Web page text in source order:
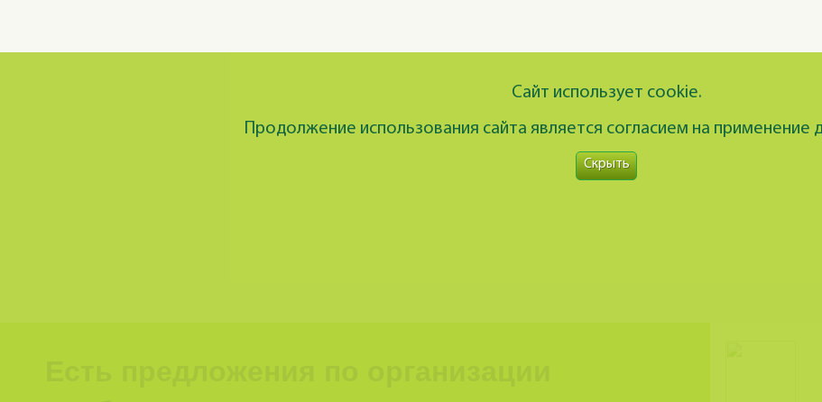
Сайт использует cookie.
Продолжение использования сайта является согласием на применение
Скрыть